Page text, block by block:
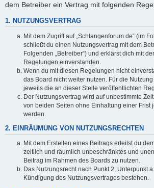
dem Betreiber ein Vertrag mit folgenden
1. NUTZUNGSVERTRAG
Mit dem Zugriff auf „Schlangenforum.de“ (im
schließt du einen Nutzungsvertrag mit dem
Folgenden „Betreiber“) und erklärst dich mit
Regelungen einverstanden.
Wenn du mit diesen Regelungen nicht
das Board nicht weiter nutzen. Für die
jeweils die an dieser Stelle veröffentlichten
Der Nutzungsvertrag wird auf unbestimmte
von beiden Seiten ohne Einhaltung einer Frist
werden.
2. EINRÄUMUNG VON NUTZUNGSRECHTEN
Mit dem Erstellen eines Beitrags erteilst du
zeitlich und räumlich unbeschränktes und
Beitrag im Rahmen des Boards zu nutzen.
Das Nutzungsrecht nach Punkt 2, Unterpunkt
Kündigung des Nutzungsvertrages bestehen.